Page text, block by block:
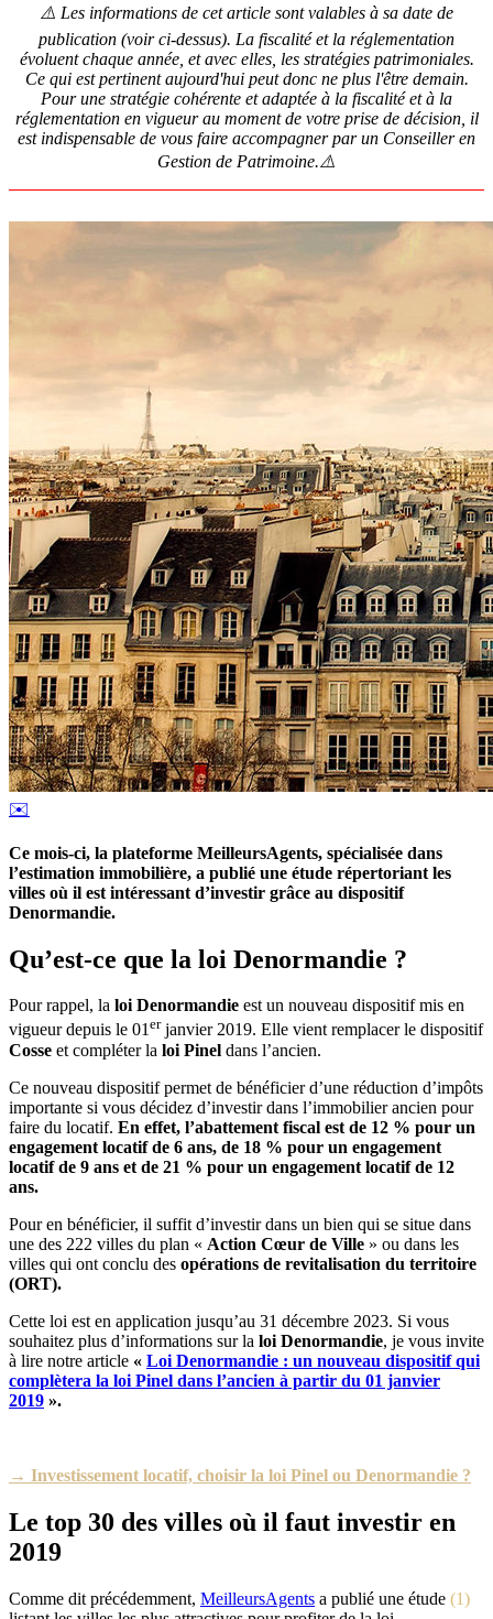
⚠️ Les informations de cet article sont valables à sa date de
publication (voir ci-dessus). La fiscalité et la réglementation
évoluent chaque année, et avec elles, les stratégies patrimoniales.
Ce qui est pertinent aujourd'hui peut donc ne plus l'être demain.
Pour une stratégie cohérente et adaptée à la fiscalité et à la
réglementation en vigueur au moment de votre prise de décision, il
est indispensable de vous faire accompagner par un Conseiller en
Gestion de Patrimoine.⚠️
✉️
Ce mois-ci, la plateforme MeilleursAgents, spécialisée dans
l’estimation immobilière, a publié une étude répertoriant les
villes où il est intéressant d’investir grâce au dispositif
Denormandie.
Qu’est-ce que la loi Denormandie ?
Pour rappel, la loi Denormandie est un nouveau dispositif mis en
vigueur depuis le 01erjanvier 2019. Elle vient remplacer le dispositif
Cosse et compléter la loi Pinel dans l’ancien.
Ce nouveau dispositif permet de bénéficier d’une réduction d’impôts
importante si vous décidez d’investir dans l’immobilier ancien pour
faire du locatif. En effet, l’abattement fiscal est de 12 % pour un
engagement locatif de 6 ans, de 18 % pour un engagement
locatif de 9 ans et de 21 % pour un engagement locatif de 12
ans.
Pour en bénéficier, il suffit d’investir dans un bien qui se situe dans
une des 222 villes du plan « Action Cœur de Ville » ou dans les
villes qui ont conclu des opérations de revitalisation du territoire
(ORT).
Cette loi est en application jusqu’au 31 décembre 2023. Si vous
souhaitez plus d’informations sur la loi Denormandie, je vous invite
à lire notre article « Loi Denormandie : un nouveau dispositif qui
complètera la loi Pinel dans l’ancien à partir du 01 janvier
2019 ».
→ Investissement locatif, choisir la loi Pinel ou Denormandie ?
Le top 30 des villes où il faut investir en
2019
Comme dit précédemment, MeilleursAgents a publié une étude (1)